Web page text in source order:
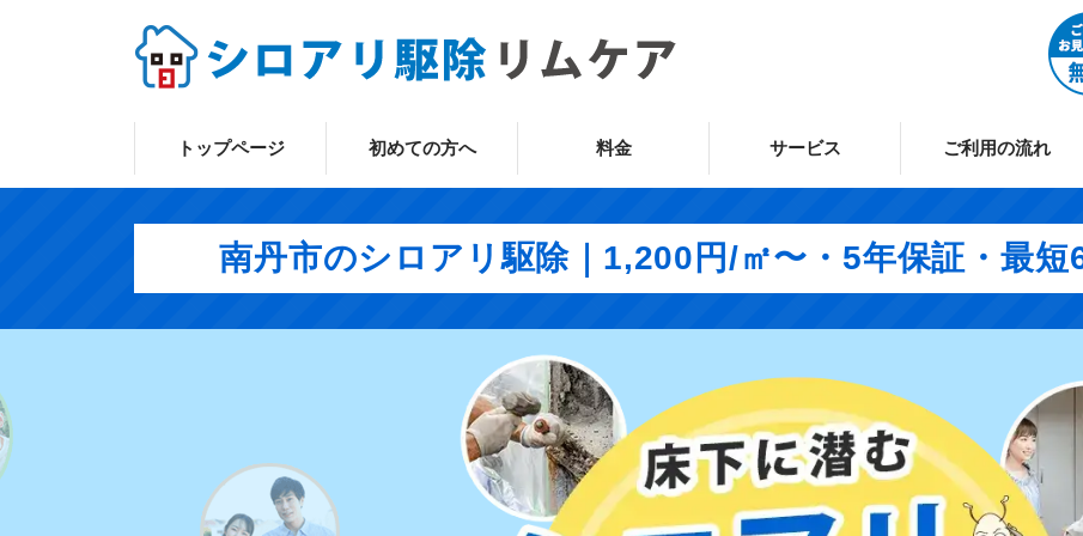
トップページ 初めての方へ 料金 サービス ご利用の流れ
南丹市のシロアリ駆除｜1,200円/㎡〜・5年保証・最短